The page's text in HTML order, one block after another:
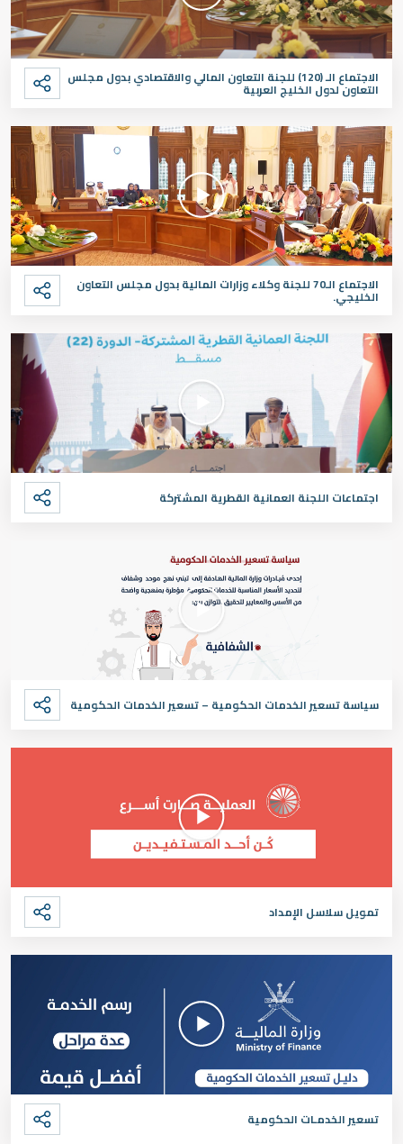
الاجتماع الـ (120) للجنة التعاون المالي والاقتصادي بدول مجلس
التعاون لدول الخليج العربية
الاجتماع الـ70 للجنة وكلاء وزارات المالية بدول مجلس التعاون
الخليجي.
اجتماعات اللجنة العمانية القطرية المشتركة
سياسة تسعير الخدمات الحكومية – تسعير الخدمات الحكومية
تمويل سلاسل الإمداد
تسعير الخدمـات الحكومية